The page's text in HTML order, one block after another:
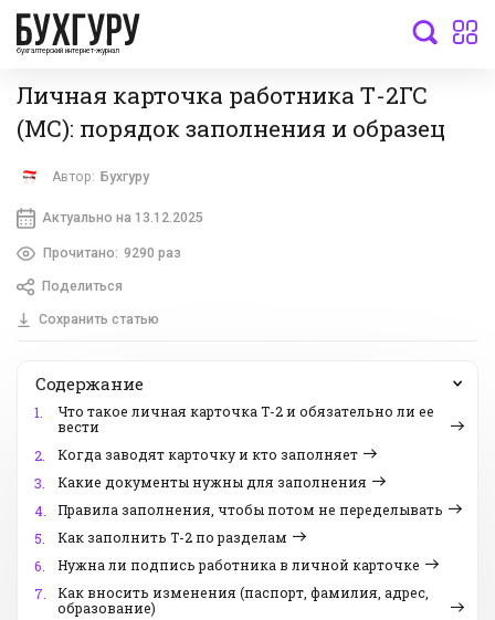
бухгалтерский интернет-журнал
Личная карточка работника Т-2ГС
(МС): порядок заполнения и образец
Автор: Бухгуру
Актуально на 13.12.2025
Прочитано: 9290 раз
Поделиться
Сохранить статью
Содержание
1.
Что такое личная карточка Т-2 и обязательно ли ее
вести
2.
Когда заводят карточку и кто заполняет
3.
Какие документы нужны для заполнения
4.
Правила заполнения, чтобы потом не переделывать
5.
Как заполнить Т-2 по разделам
6.
Нужна ли подпись работника в личной карточке
7.
Как вносить изменения (паспорт, фамилия, адрес,
образование)